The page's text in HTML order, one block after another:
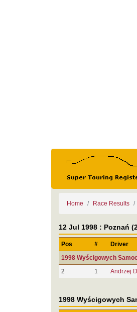
Home Race Results
12 Jul 1998 : Poznań
Pos # Driver
1998 Wyścigowych
2
1 Andrzej
1998 Wyścigowych